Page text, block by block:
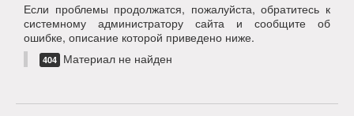
Если проблемы продолжатся, пожалуйста, обратитесь к
системному администратору сайта и сообщите об
ошибке, описание которой приведено ниже.
404 Материал не найден